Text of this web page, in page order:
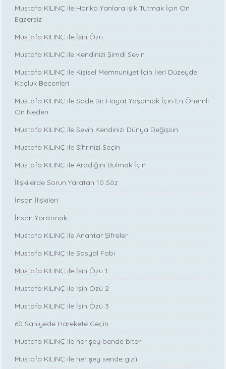
Mustafa KILINÇ ile Harika Yanlara Işık Tutmak İçin On
Egzersiz
Mustafa KILINÇ ile İşin Özü
Mustafa KILINÇ ile Kendinizi Şimdi Sevin
Mustafa KILINÇ ile Kişisel Memnuniyet İçin İleri Düzeyde
Koçluk Becerileri
Mustafa KILINÇ ile Sade Bir Hayat Yaşamak İçin En Önemli
On Neden
Mustafa KILINÇ ile Sevin Kendinizi Dünya Değişsin
Mustafa KILINÇ ile Sihrinizi Seçin
Mustafa KILINÇ ile Aradığını Bulmak İçin
İlişkilerde Sorun Yaratan 10 Söz
İnsan İlişkileri
İnsan Yaratmak
Mustafa KILINÇ ile Anahtar Şifreler
Mustafa KILINÇ ile Sosyal Fobi
Mustafa KILINÇ ile İşin Özü 1
Mustafa KILINÇ ile İşin Özü 2
Mustafa KILINÇ ile İşin Özü 3
60 Saniyede Harekete Geçin
Mustafa KILINÇ ile her şey bende biter.
Mustafa KILINÇ ile her şey sende gizli.